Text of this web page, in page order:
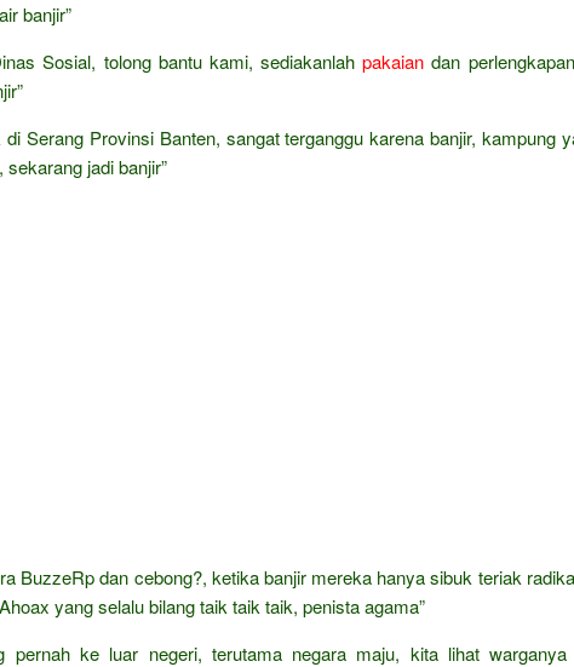
banjir”
Sosial, tolong bantu kami, sediakanlahpakaian dan
di Serang Provinsi Banten, sangat terganggu karena banjir, kampung
sekarang jadi banjir”
BuzzeRp dan cebong?, ketika banjir mereka hanya sibuk teriak
yang selalu bilang taik taik taik, penista agama”
pernah ke luar negeri, terutama negara maju, kita lihat